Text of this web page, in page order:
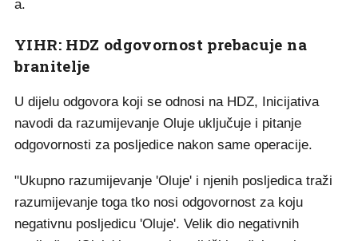
a.
YIHR: HDZ odgovornost prebacuje na
branitelje
U dijelu odgovora koji se odnosi na HDZ, Inicijativa
navodi da razumijevanje Oluje uključuje i pitanje
odgovornosti za posljedice nakon same operacije.
"Ukupno razumijevanje 'Oluje' i njenih posljedica traži
razumijevanje toga tko nosi odgovornost za koju
negativnu posljedicu 'Oluje'. Velik dio negativnih